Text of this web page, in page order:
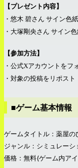
【プレゼント内容】
・悠木 碧さん サイン色
・大塚剛央さん サイン
【参加方法】
・公式Xアカウントをフ
・対象の投稿をリポスト
■ゲーム基本情報
ゲームタイトル：薬屋
ジャンル：シミュレーシ
価格：無料(ゲーム内ア